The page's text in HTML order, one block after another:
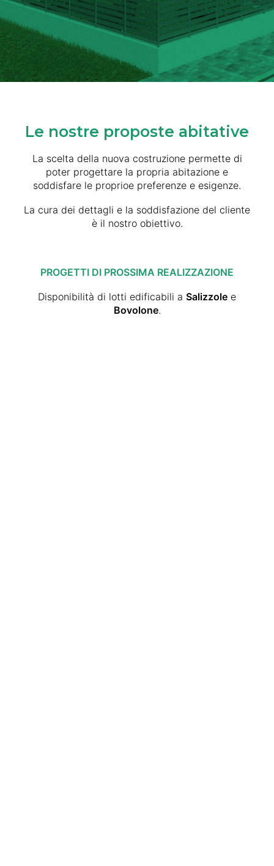
Le nostre proposte abitative
La scelta della nuova costruzione permette di
poter progettare la propria abitazione e
soddisfare le proprioe preferenze e esigenze.
La cura dei dettagli e la soddisfazione del cliente
è il nostro obiettivo.
PROGETTI DI PROSSIMA REALIZZAZIONE
Disponibilità di lotti edificabili a Salizzole e
Bovolone.